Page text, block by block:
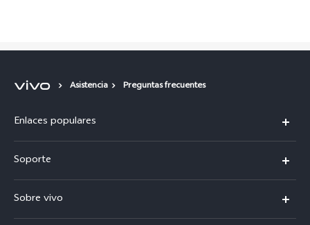
Asistencia Preguntas frecuentes
Enlaces populares
V70
V70 FE
Soporte
Centro de servicio
Sobre vivo